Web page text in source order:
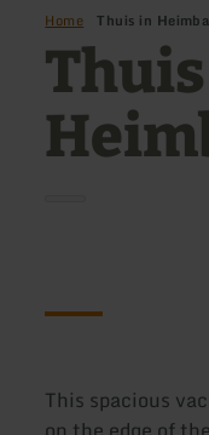
Home Thuis in
This spacious